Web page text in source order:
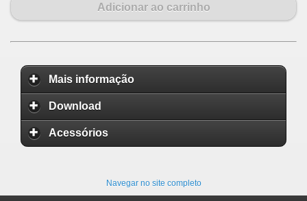
Adicionar ao carrinho
Mais informação
Download
Acessórios
Navegar no site completo